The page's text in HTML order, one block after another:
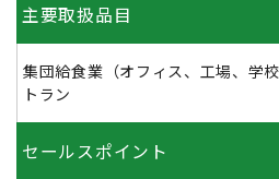
主要取扱品目
集団給食業（オフィス、工場、学
トラン
セールスポイント